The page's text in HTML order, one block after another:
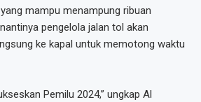
mampu menampung ribuan
pengelola jalan tol akan
ke kapal untuk memotong waktu
Pemilu 2024,” ungkap Al